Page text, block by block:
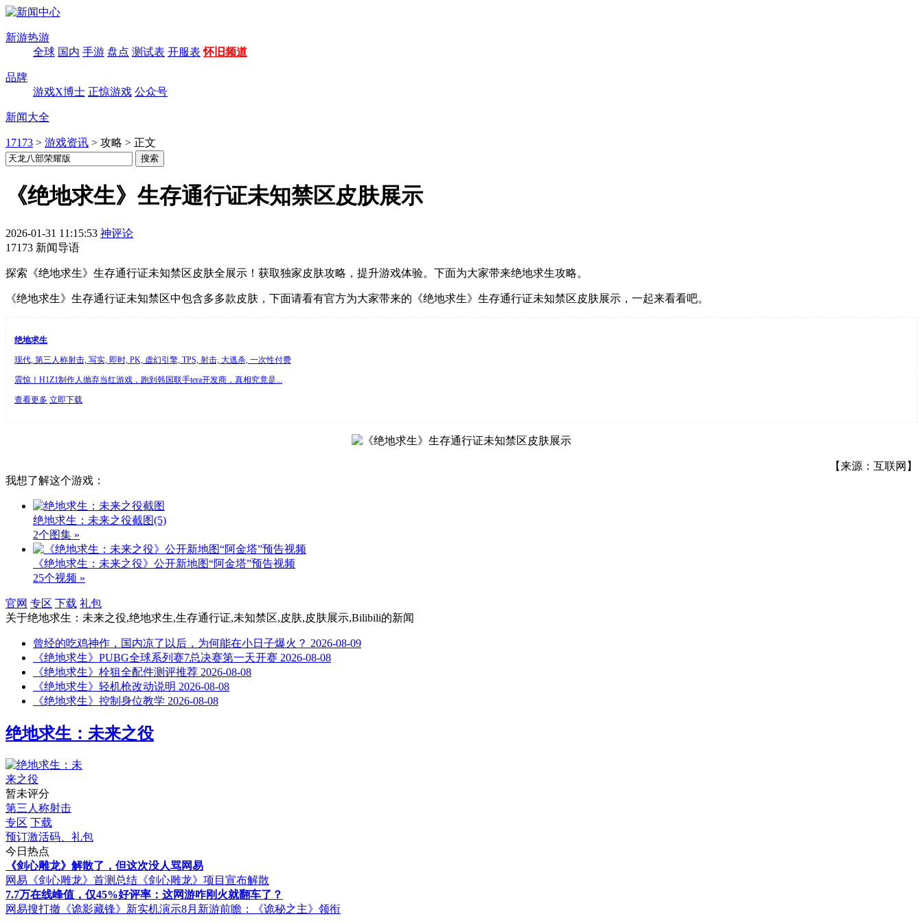
新游热游
全球 国内 手游 盘点 测试表 开服表 怀旧频道
品牌
游戏X博士 正惊游戏 公众号
新闻大全
17173 > 游戏资讯 > 攻略 > 正文
《绝地求生》生存通行证未知禁区皮肤展示
2026-01-31 11:15:53 神评论
17173 新闻导语
探索《绝地求生》生存通行证未知禁区皮肤全展示！获取独家皮肤攻略，提升游戏体验。下面为大家带来绝地求生攻略。
《绝地求生》生存通行证未知禁区中包含多多款皮肤，下面请看有官方为大家带来的《绝地求生》生存通行证未知禁区皮肤展示，一起来看看吧。
绝地求生
现代, 第三人称射击, 写实, 即时, PK, 虚幻引擎, TPS, 射击, 大逃杀, 一次性付费
震惊！H1Z1制作人抛弃当红游戏，跑到韩国联手tera开发商，真相究竟是...
查看更多 立即下载
【来源：互联网】
我想了解这个游戏：
绝地求生：未来之役截图(5)
2个图集 »
《绝地求生：未来之役》公开新地图“阿金塔”预告视频
25个视频 »
官网 专区 下载 礼包
关于绝地求生：未来之役,绝地求生,生存通行证,未知禁区,皮肤,皮肤展示,Bilibili的新闻
曾经的吃鸡神作，国内凉了以后，为何能在小日子爆火？ 2026-08-09
《绝地求生》PUBG全球系列赛7总决赛第一天开赛 2026-08-08
《绝地求生》栓狙全配件测评推荐 2026-08-08
《绝地求生》轻机枪改动说明 2026-08-08
《绝地求生》控制身位教学 2026-08-08
绝地求生：未来之役
暂未评分
第三人称射击
专区 下载
预订激活码、礼包
今日热点
《剑心雕龙》解散了，但这次没人骂网易
网易《剑心雕龙》首测总结 《剑心雕龙》项目宣布解散
7.7万在线峰值，仅45%好评率：这网游咋刚火就翻车了？
网易搜打撤《诡影藏锋》新实机演示8月新游前瞻：《诡秘之主》领衔